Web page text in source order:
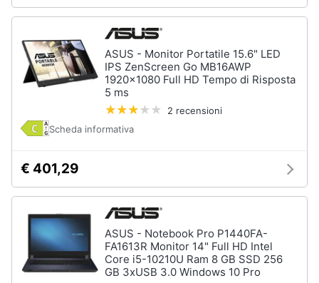
ASUS - Monitor Portatile 15.6" LED
IPS ZenScreen Go MB16AWP
1920x1080 Full HD Tempo di Risposta
5 ms
2 recensioni
Scheda informativa
€ 401,29
ASUS - Notebook Pro P1440FA-
FA1613R Monitor 14" Full HD Intel
Core i5-10210U Ram 8 GB SSD 256
GB 3xUSB 3.0 Windows 10 Pro